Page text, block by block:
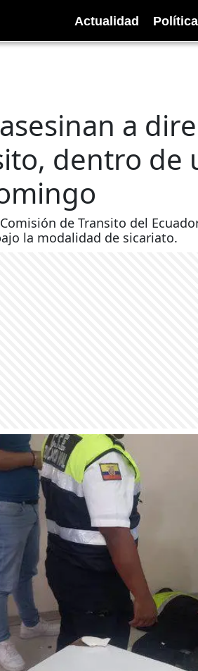
Actualidad Política
a
dentro de
de Transito del
la modalidad de sicariato.